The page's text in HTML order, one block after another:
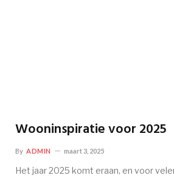
Wooninspiratie voor 2025
By ADMIN maart 3, 2025
Het jaar 2025 komt eraan, en voor